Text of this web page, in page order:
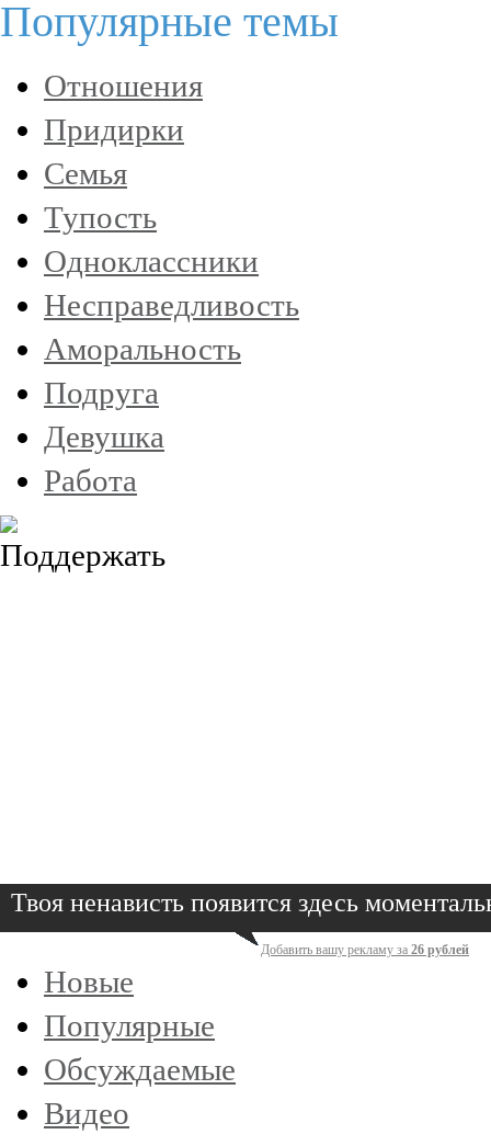
Популярные темы
Отношения
Придирки
Семья
Тупость
Одноклассники
Несправедливость
Аморальность
Подруга
Девушка
Работа
Твоя ненависть появится здесь
Добавить вашу рекламу за 26 рублей
Новые
Популярные
Обсуждаемые
Видео